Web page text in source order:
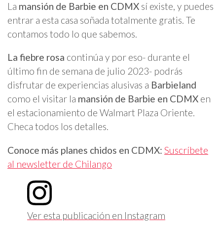
La mansión de Barbie en CDMX sí existe, y puedes
entrar a esta casa soñada totalmente gratis. Te
contamos todo lo que sabemos.
La fiebre rosa continúa y por eso- durante el
último fin de semana de julio 2023- podrás
disfrutar de experiencias alusivas a Barbieland
como el visitar la mansión de Barbie en CDMX en
el estacionamiento de Walmart Plaza Oriente.
Checa todos los detalles.
Conoce más planes chidos en CDMX: Suscríbete
al newsletter de Chilango
Ver esta publicación en Instagram